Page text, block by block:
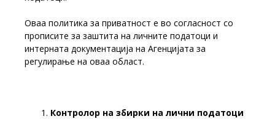
Оваа политика за приватност е во согласност со
прописите за заштита на личните податоци и
интерната документација на Агенцијата за
регулирање на оваа област.
Контролор на збирки на лични податоци